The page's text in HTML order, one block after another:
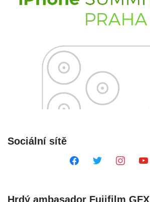
Sociální sítě
Hrdý ambasador Fujifilm GFX